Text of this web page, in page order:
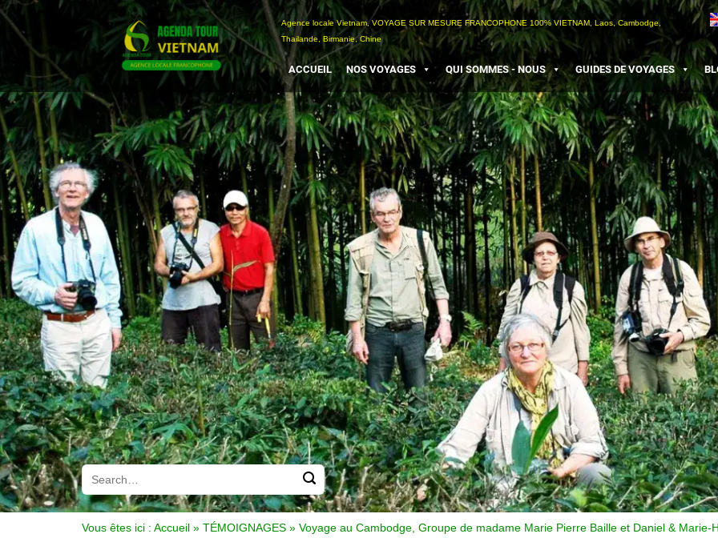
Passer
au
contenu
Agence locale Vietnam, VOYAGE SUR MESURE FRANCOPHONE 100% VIETNAM, Laos, Cambodge,
Thailande, Birmanie, Chine
ACCUEIL NOS VOYAGES QUI SOMMES - NOUS GUIDES DE VOYAGES
Vous êtes ici : Accueil » TÉMOIGNAGES » Voyage au Cambodge, Groupe de madame Marie Pierre Baille et Daniel & Marie-